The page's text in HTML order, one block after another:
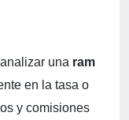
una ram
en la tasa o
y comisiones